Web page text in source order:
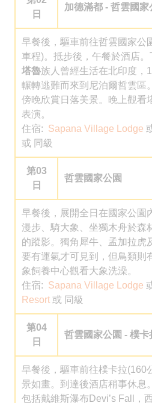
日
加德滿都 - 哲雲國
早餐後，驅車前往哲雲國家公
車程)。抵步後，午餐於酒店。
塔魯族人曾經生活在北印度，
輾轉逃難而來到尼泊爾哲雲區
傍晚欣賞日落美景。晚上觀看
表演。
住宿: Sapana Village Lodge
或 同級
第03
日
哲雲國家公園
早餐後，展開全日在國家公園
漫步、騎大象、坐獨木舟於森
的蹤影。獨角犀牛、孟加拉虎
要有運氣才可見到，但鳥類則
象飼養中心觀看大象洗澡。
住宿: Sapana Village Lodge
Resort 或 同級
第04
日
哲雲國家公園 - 樸
早餐後，驅車前往樸卡拉(160
景如畫。到達後酒店稍事休息
包括戴維斯瀑布Devi’s Fall，